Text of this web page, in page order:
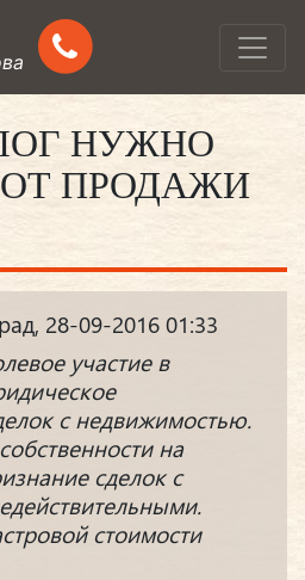
НУЖНО
ПРОДАЖИ
28-09-2016 01:33
участие в
с недвижимостью.
на
сделок с
стоимости